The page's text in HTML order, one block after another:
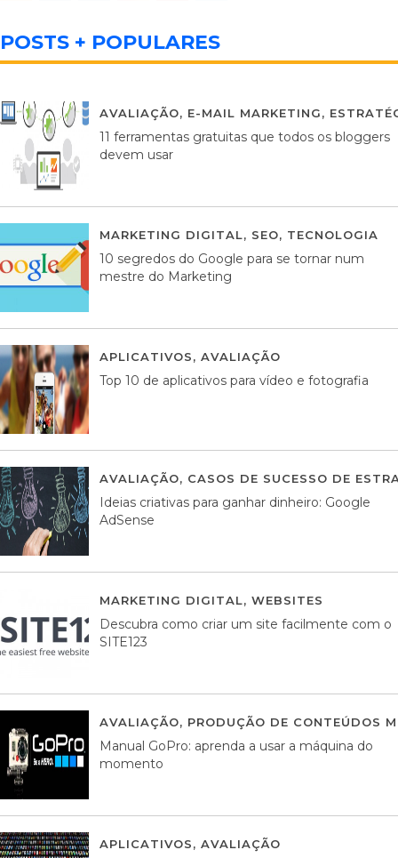
POSTS + POPULARES
AVALIAÇÃO, E-MAIL MARKETING,
11 ferramentas gratuitas que todos os bloggers
devem usar
MARKETING DIGITAL, SEO, TECNOLOGIA
10 segredos do Google para se tornar num
mestre do Marketing
APLICATIVOS, AVALIAÇÃO
Top 10 de aplicativos para vídeo e fotografia
AVALIAÇÃO, CASOS DE SUCESSO DE
Ideias criativas para ganhar dinheiro: Google
AdSense
MARKETING DIGITAL, WEBSITES
Descubra como criar um site facilmente com o
SITE123
AVALIAÇÃO, PRODUÇÃO DE CONTEÚDOS
Manual GoPro: aprenda a usar a máquina do
momento
APLICATIVOS, AVALIAÇÃO